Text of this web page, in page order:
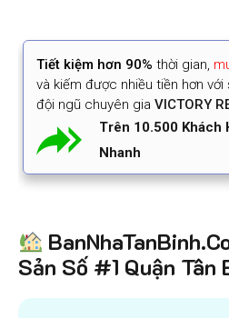
Tiết kiệm hơn 90% thời gian,
và kiếm được nhiều tiền hơn
đội ngũ chuyên gia VICTORY
Trên 10.500 Khách
Nhanh
Sản Số #1 Quận Tân